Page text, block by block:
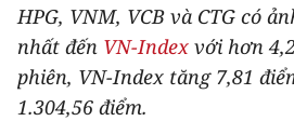
THẾ GIỚI
THỂ THAO
HPG, VNM, VCB và CTG có
nhất đến VN-Index với hơn
phiên, VN-Index tăng 7,81
1.304,56 điểm.